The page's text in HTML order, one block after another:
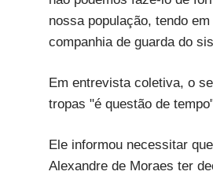
nossa população, tendo
companhia de guarda do
Em entrevista coletiva, o
tropas "é questão de
Ele informou necessitar
Alexandre de Moraes ter